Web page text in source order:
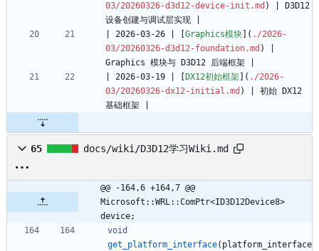
03/20260326-d3d12-device-init.md ) | D3D12
| 2026-03-26 | [ Graphics模块 ]( ./2026-
03/20260326-d3d12-foundation.md ) |
| 2026-03-19 | [
DX12初始框架 ]( ./2026-
03/20260326-dx12-initial.md ) | 初始 DX12
65 docs/wiki/D3D12学习Wiki.md
@@ -164,6 +164,7 @@
Microsoft::WRL::ComPtr<ID3D12Device8>
device;
void
get_platform_interface( platform_interface